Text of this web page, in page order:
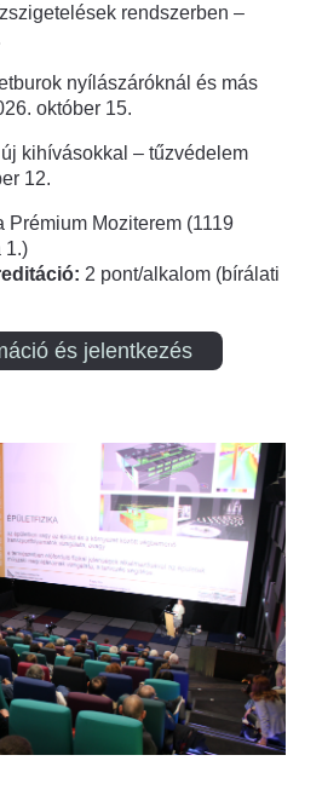
rendszerben –
nyílászáróknál és más
október 15.
kihívásokkal – tűzvédelem
12.
Prémium Moziterem (1119
1.)
2 pont/alkalom (bírálati
és jelentkezés